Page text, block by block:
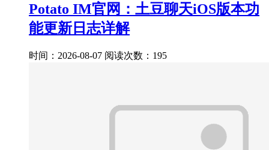
Potato IM官网：土豆聊天iOS版本功
能更新日志详解
时间：2026-08-07 阅读次数：195